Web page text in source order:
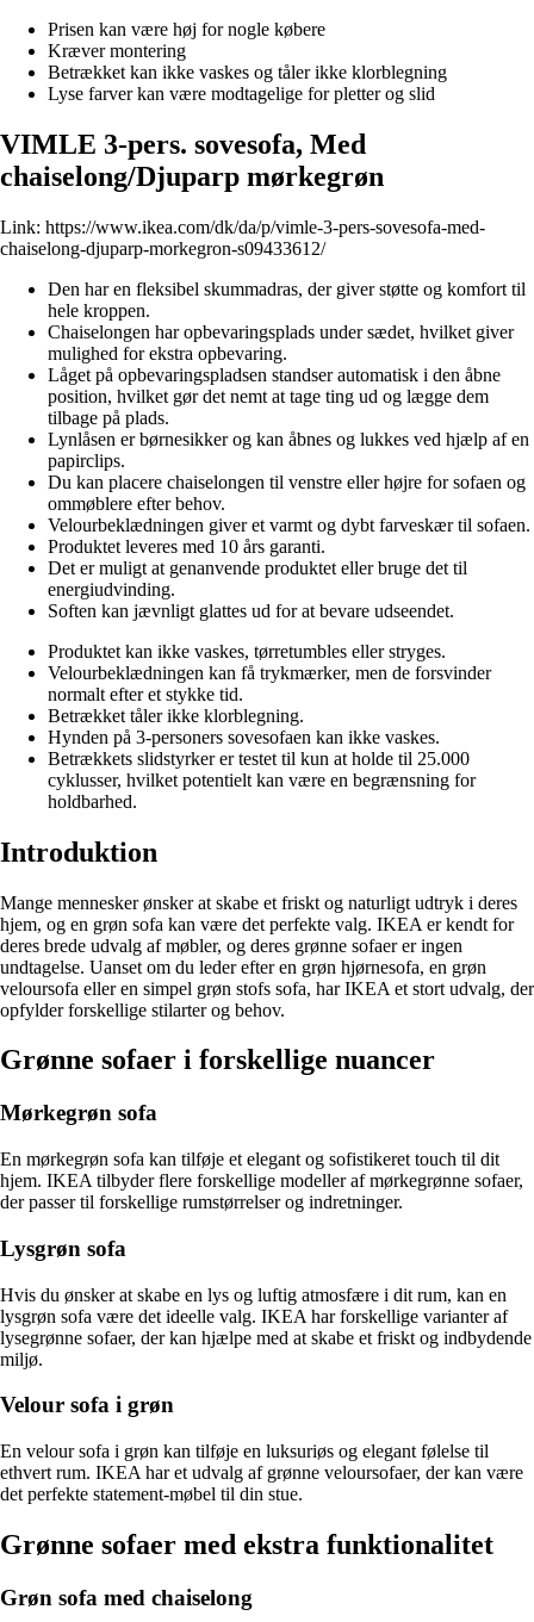
Prisen kan være høj for nogle købere
Kræver montering
Betrækket kan ikke vaskes og tåler ikke klorblegning
Lyse farver kan være modtagelige for pletter og slid
VIMLE 3-pers. sovesofa, Med
chaiselong/Djuparp mørkegrøn
Link: https://www.ikea.com/dk/da/p/vimle-3-pers-sovesofa-med-
chaiselong-djuparp-morkegron-s09433612/
Den har en fleksibel skummadras, der giver støtte og komfort til
hele kroppen.
Chaiselongen har opbevaringsplads under sædet, hvilket giver
mulighed for ekstra opbevaring.
Låget på opbevaringspladsen standser automatisk i den åbne
position, hvilket gør det nemt at tage ting ud og lægge dem
tilbage på plads.
Lynlåsen er børnesikker og kan åbnes og lukkes ved hjælp af en
papirclips.
Du kan placere chaiselongen til venstre eller højre for sofaen og
ommøblere efter behov.
Velourbeklædningen giver et varmt og dybt farveskær til sofaen.
Produktet leveres med 10 års garanti.
Det er muligt at genanvende produktet eller bruge det til
energiudvinding.
Soften kan jævnligt glattes ud for at bevare udseendet.
Produktet kan ikke vaskes, tørretumbles eller stryges.
Velourbeklædningen kan få trykmærker, men de forsvinder
normalt efter et stykke tid.
Betrækket tåler ikke klorblegning.
Hynden på 3-personers sovesofaen kan ikke vaskes.
Betrækkets slidstyrker er testet til kun at holde til 25.000
cyklusser, hvilket potentielt kan være en begrænsning for
holdbarhed.
Introduktion
Mange mennesker ønsker at skabe et friskt og naturligt udtryk i deres
hjem, og en grøn sofa kan være det perfekte valg. IKEA er kendt for
deres brede udvalg af møbler, og deres grønne sofaer er ingen
undtagelse. Uanset om du leder efter en grøn hjørnesofa, en grøn
veloursofa eller en simpel grøn stofs sofa, har IKEA et stort udvalg, der
opfylder forskellige stilarter og behov.
Grønne sofaer i forskellige nuancer
Mørkegrøn sofa
En mørkegrøn sofa kan tilføje et elegant og sofistikeret touch til dit
hjem. IKEA tilbyder flere forskellige modeller af mørkegrønne sofaer,
der passer til forskellige rumstørrelser og indretninger.
Lysgrøn sofa
Hvis du ønsker at skabe en lys og luftig atmosfære i dit rum, kan en
lysgrøn sofa være det ideelle valg. IKEA har forskellige varianter af
lysegrønne sofaer, der kan hjælpe med at skabe et friskt og indbydende
miljø.
Velour sofa i grøn
En velour sofa i grøn kan tilføje en luksuriøs og elegant følelse til
ethvert rum. IKEA har et udvalg af grønne veloursofaer, der kan være
det perfekte statement-møbel til din stue.
Grønne sofaer med ekstra funktionalitet
Grøn sofa med chaiselong